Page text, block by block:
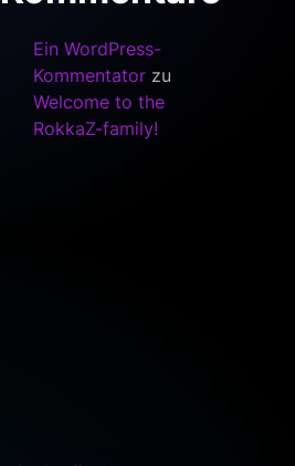
Ein WordPress-
Kommentator zu
Welcome to the
RokkaZ-family!